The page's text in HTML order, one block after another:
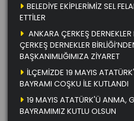
BELEDİYE EKİPLERİMİZ SEL
ETTİLER
ANKARA ÇERKEŞ
ÇERKEŞ DERNEKLER
BAŞKANIMLIĞIMIZA ZİYARET
İLÇEMİZDE 19 MAYIS
BAYRAMI COŞKU İLE KUTLANDI
19 MAYIS ATATÜRK'Ü ANMA,
BAYRAMIMIZ KUTLU OLSUN